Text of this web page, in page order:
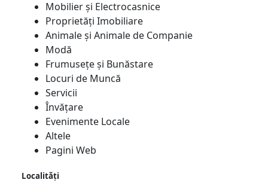
Mobilier și Electrocasnice
Proprietăți Imobiliare
Animale și Animale de Companie
Modă
Frumusețe și Bunăstare
Locuri de Muncă
Servicii
Învățare
Evenimente Locale
Altele
Pagini Web
Localități